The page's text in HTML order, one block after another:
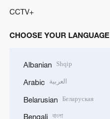
CCTV+
CHOOSE YOUR LANGUAGE
Albanian Shqip
Arabic العربية
Belarusian Беларуская
Bengali বাংলা